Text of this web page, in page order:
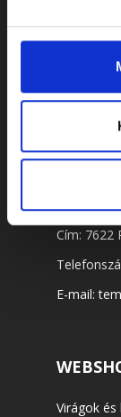
Cím: 7622
E-mail:
Virágok